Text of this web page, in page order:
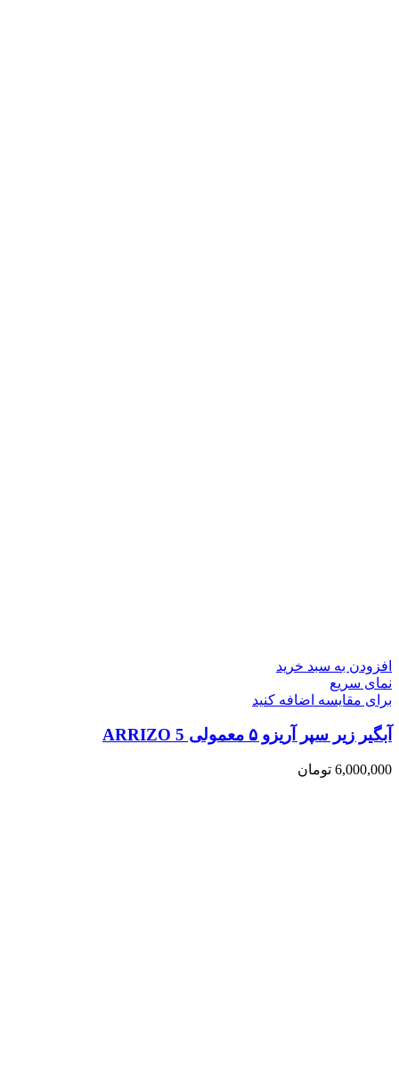
افزودن به سبد خرید
نمای سریع
برای مقایسه اضافه کنید
آبگیر زیر سپر آریزو ۵ معمولی ARRIZO 5
6,000,000 تومان